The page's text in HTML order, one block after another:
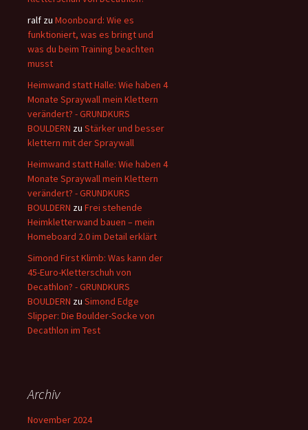
ralf zu Moonboard: Wie es
funktioniert, was es bringt und
was du beim Training beachten
musst
Heimwand statt Halle: Wie haben 4
Monate Spraywall mein Klettern
verändert? - GRUNDKURS
BOULDERN zu Stärker und besser
klettern mit der Spraywall
Heimwand statt Halle: Wie haben 4
Monate Spraywall mein Klettern
verändert? - GRUNDKURS
BOULDERN zu Frei stehende
Heimkletterwand bauen – mein
Homeboard 2.0 im Detail erklärt
Simond First Klimb: Was kann der
45-Euro-Kletterschuh von
Decathlon? - GRUNDKURS
BOULDERN zu Simond Edge
Slipper: Die Boulder-Socke von
Decathlon im Test
Archiv
November 2024